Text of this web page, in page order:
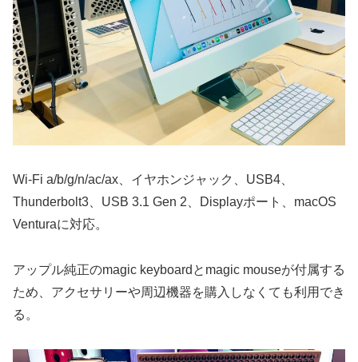
Wi-Fi a/b/g/n/ac/ax、イヤホンジャック、USB4、
Thunderbolt3、USB 3.1 Gen 2、Displayポート、macOS
Venturaに対応。
アップル純正のmagic keyboardとmagic mouseが付属する
ため、アクセサリーや周辺機器を購入しなくても利用でき
る。